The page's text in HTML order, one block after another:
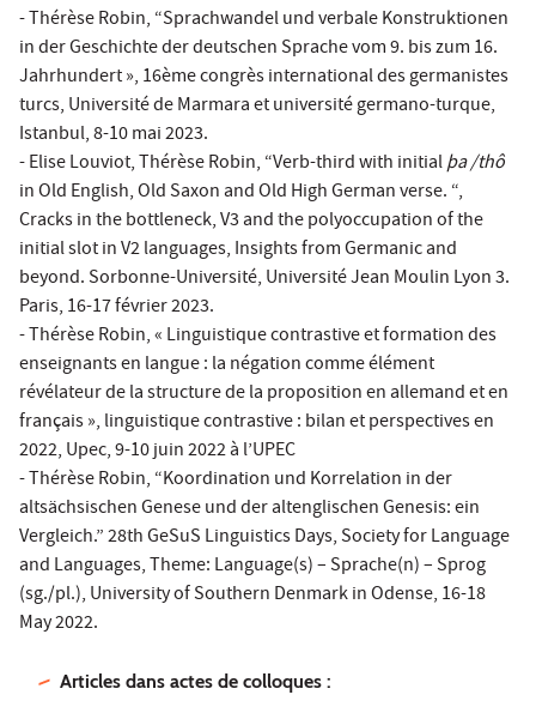
- Thérèse Robin, “Sprachwandel und verbale Konstruktionen
in der Geschichte der deutschen Sprache vom 9. bis zum 16.
Jahrhundert », 16ème congrès international des germanistes
turcs, Université de Marmara et université germano-turque,
Istanbul, 8-10 mai 2023.
- Elise Louviot, Thérèse Robin, “Verb-third with initialþa /thô
in Old English, Old Saxon and Old High German verse. “,
Cracks in the bottleneck, V3 and the polyoccupation of the
initial slot in V2 languages, Insights from Germanic and
beyond. Sorbonne-Université, Université Jean Moulin Lyon 3.
Paris, 16-17 février 2023.
- Thérèse Robin, « Linguistique contrastive et formation des
enseignants en langue : la négation comme élément
révélateur de la structure de la proposition en allemand et en
français », linguistique contrastive : bilan et perspectives en
2022, Upec, 9-10 juin 2022 à l’UPEC
- Thérèse Robin, “Koordination und Korrelation in der
altsächsischen Genese und der altenglischen Genesis: ein
Vergleich.” 28th GeSuS Linguistics Days, Society for Language
and Languages, Theme: Language(s) – Sprache(n) – Sprog
(sg./pl.), University of Southern Denmark in Odense, 16-18
May 2022.
Articles dans actes de colloques :